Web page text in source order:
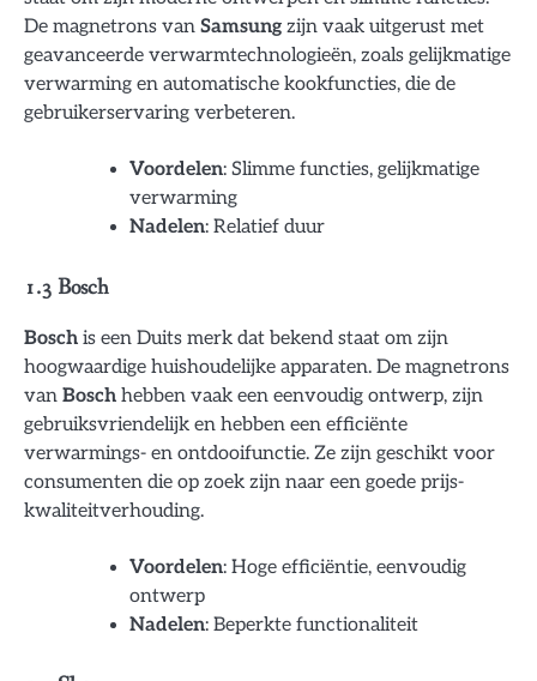
De magnetrons van Samsung zijn vaak uitgerust met
geavanceerde verwarmtechnologieën, zoals gelijkmatige
verwarming en automatische kookfuncties, die de
gebruikerservaring verbeteren.
Voordelen: Slimme functies, gelijkmatige
verwarming
Nadelen: Relatief duur
1.3 Bosch
Bosch is een Duits merk dat bekend staat om zijn
hoogwaardige huishoudelijke apparaten. De magnetrons
van Bosch hebben vaak een eenvoudig ontwerp, zijn
gebruiksvriendelijk en hebben een efficiënte
verwarmings- en ontdooifunctie. Ze zijn geschikt voor
consumenten die op zoek zijn naar een goede prijs-
kwaliteitverhouding.
Voordelen: Hoge efficiëntie, eenvoudig
ontwerp
Nadelen: Beperkte functionaliteit